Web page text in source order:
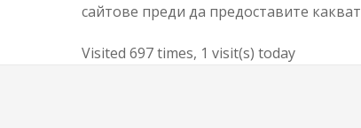
сайтове преди да предоставите
Visited 697 times, 1 visit(s) today